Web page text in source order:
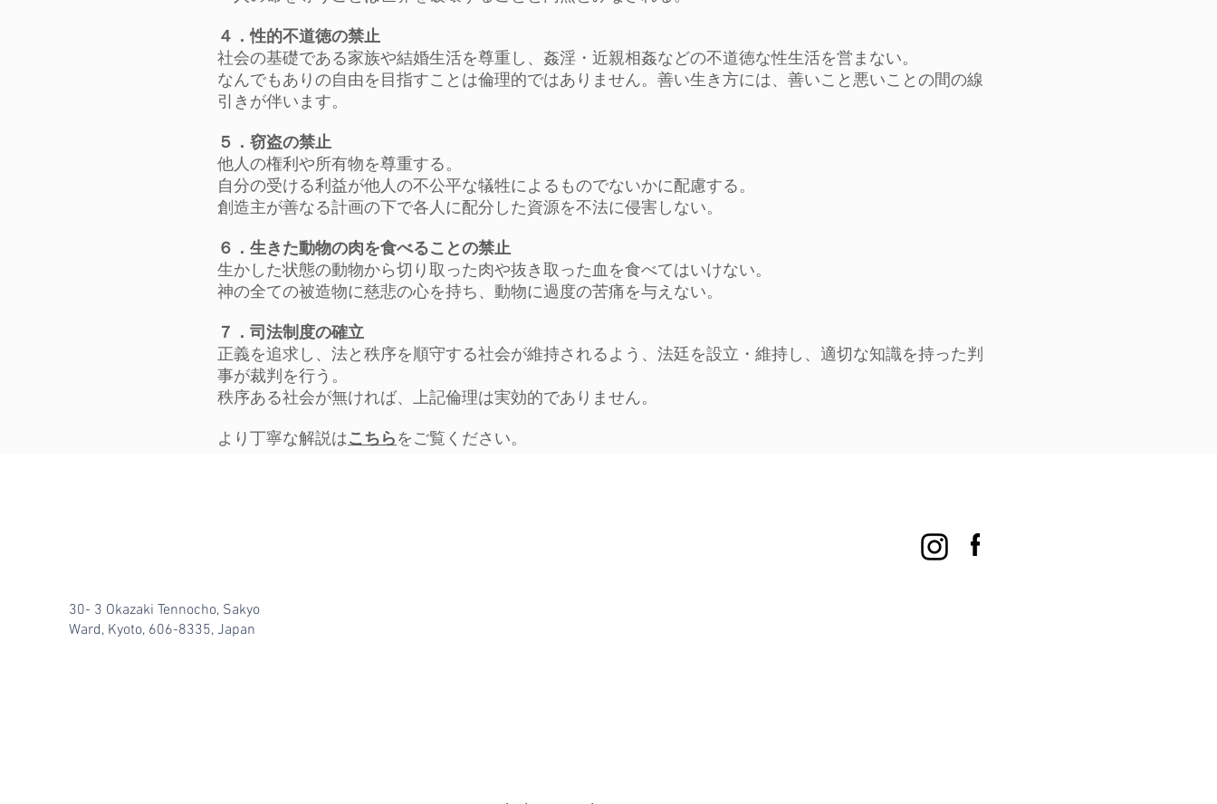
４．性的不道徳の禁止
社会の基礎である家族や結婚生活を尊重し、姦淫・近親相姦などの不道徳な性生活を営まない。
なんでもありの自由を目指すことは倫理的ではありません。善い生き方には、善いこと悪いことの間の線
引きが伴います。
５．窃盗の禁止
他人の権利や所有物を尊重する。
自分の受ける利益が他人の不公平な犠牲によるものでないかに配慮する。
創造主が善なる計画の下で各人に配分した資源を不法に侵害しない。
６．生きた動物の肉を食べることの禁止
生かした状態の動物から切り取った肉や抜き取った血を食べてはいけない。
神の全ての被造物に慈悲の心を持ち、動物に過度の苦痛を与えない。
７．司法制度の確立
正義を追求し、法と秩序を順守する社会が維持されるよう、法廷を設立・維持し、適切な知識を持った判
事が裁判を行う。
秩序ある社会が無ければ、上記倫理は実効的でありません。
より丁寧な解説はこちらをご覧ください。
30- 3 Okazaki Tennocho, Sakyo
Ward, Kyoto, 606-8335, Japan